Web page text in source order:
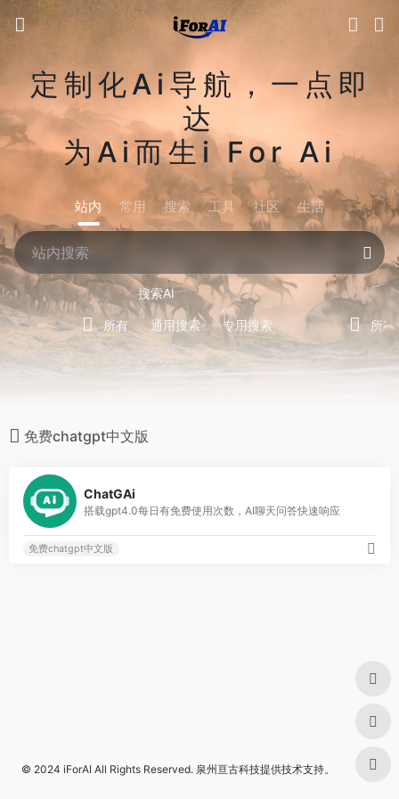
定制化Ai导航，一点即
达
为Ai而生i For Ai
站内 常用 搜索 工具 社区 生活
搜索AI
所有 通用搜索 专用搜索 所有
免费chatgpt中文版
ChatGAi
搭载gpt4.0每日有免费使用次数，AI聊天问答快速响应
免费chatgpt中文版
© 2024 iForAI All Rights Reserved. 泉州亘古科技提供技术支持。